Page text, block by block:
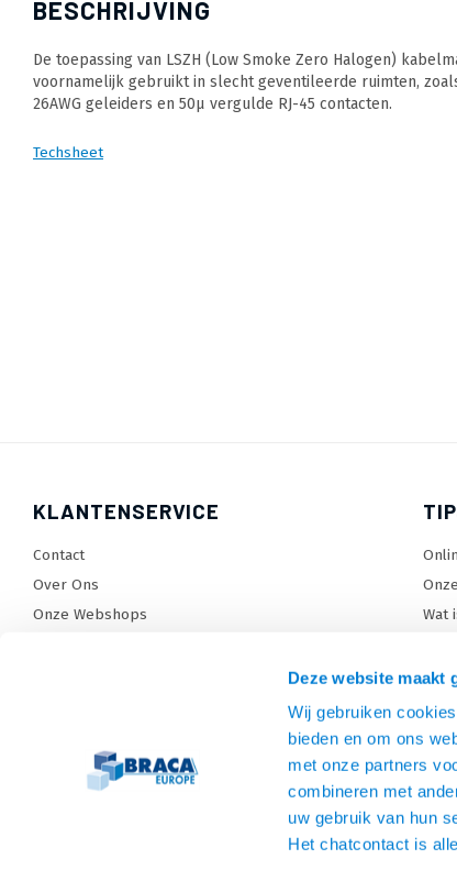
Deze website maakt
Wij gebruiken
bieden en om ons
met onze partners
combineren met
uw gebruik van hun
Het chatcontact is
BESCHRIJVING
De toepassing van LSZH (Low Smoke Zero Halogen)
voornamelijk gebruikt in slecht geventileerde ruimten,
26AWG geleiders en 50µ vergulde RJ-45 contacten.
Techsheet
KLANTENSERVICE
Contact
Over Ons
Onze Webshops
Betaalmethoden en voorwaarden
Privacy policy
Wat
TV
TV